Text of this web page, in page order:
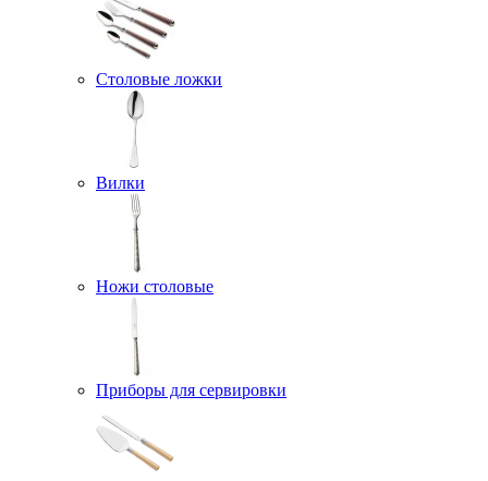
Столовые ложки
Вилки
Ножи столовые
Приборы для сервировки